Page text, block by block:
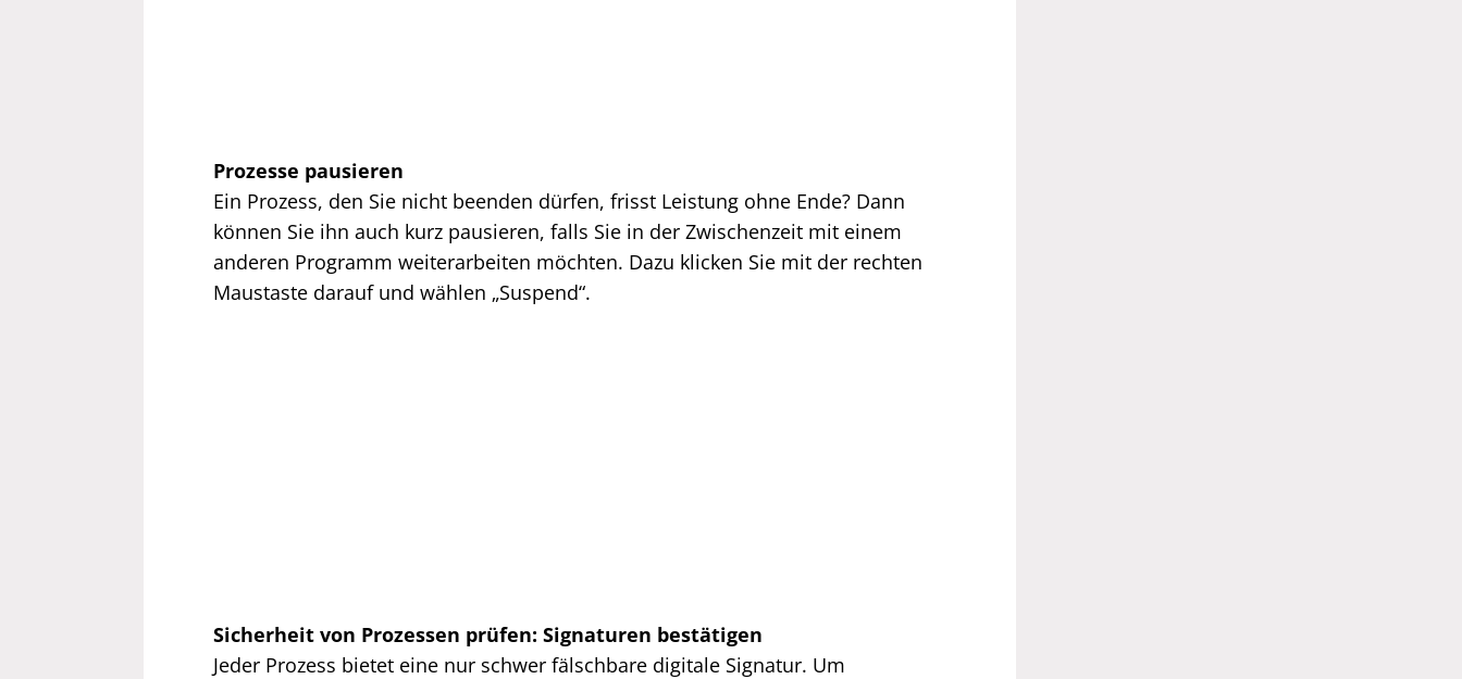
Prozesse pausieren
Ein Prozess, den Sie nicht beenden dürfen, frisst Leistung ohne Ende? Dann
können Sie ihn auch kurz pausieren, falls Sie in der Zwischenzeit mit einem
anderen Programm weiterarbeiten möchten. Dazu klicken Sie mit der rechten
Maustaste darauf und wählen „Suspend“.
Sicherheit von Prozessen prüfen: Signaturen bestätigen
Jeder Prozess bietet eine nur schwer fälschbare digitale Signatur. Um